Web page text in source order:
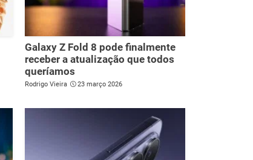
Galaxy Z Fold 8 pode finalmente
receber a atualização que todos
queríamos
Rodrigo Vieira 23 março 2026